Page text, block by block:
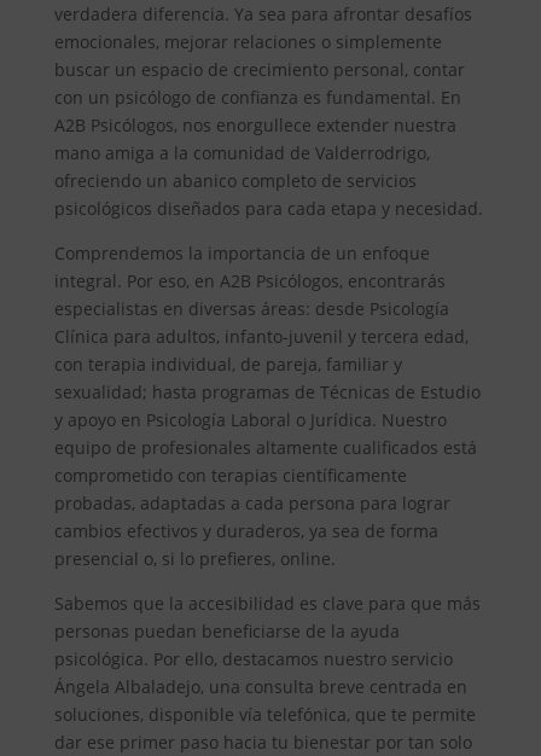
verdadera diferencia. Ya sea para afrontar desafíos
emocionales, mejorar relaciones o simplemente
buscar un espacio de crecimiento personal, contar
con un psicólogo de confianza es fundamental. En
A2B Psicólogos, nos enorgullece extender nuestra
mano amiga a la comunidad de Valderrodrigo,
ofreciendo un abanico completo de servicios
psicológicos diseñados para cada etapa y necesidad.
Comprendemos la importancia de un enfoque
integral. Por eso, en A2B Psicólogos, encontrarás
especialistas en diversas áreas: desde Psicología
Clínica para adultos, infanto-juvenil y tercera edad,
con terapia individual, de pareja, familiar y
sexualidad; hasta programas de Técnicas de Estudio
y apoyo en Psicología Laboral o Jurídica. Nuestro
equipo de profesionales altamente cualificados está
comprometido con terapias científicamente
probadas, adaptadas a cada persona para lograr
cambios efectivos y duraderos, ya sea de forma
presencial o, si lo prefieres, online.
Sabemos que la accesibilidad es clave para que más
personas puedan beneficiarse de la ayuda
psicológica. Por ello, destacamos nuestro servicio
Ángela Albaladejo, una consulta breve centrada en
soluciones, disponible vía telefónica, que te permite
dar ese primer paso hacia tu bienestar por tan solo